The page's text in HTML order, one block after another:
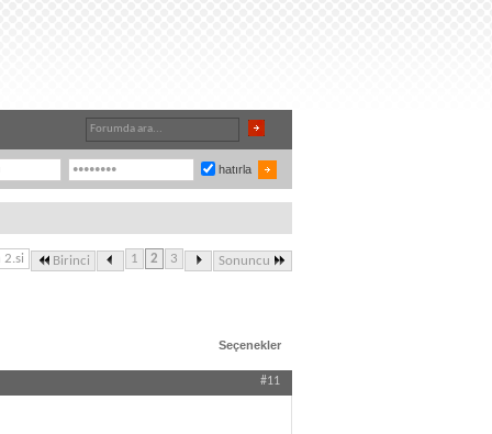
hatırla
2.si Birinci 1 2 3 Sonuncu
Seçenekler
#11